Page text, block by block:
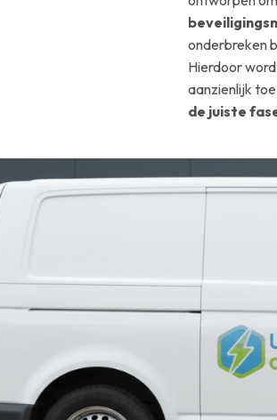
onderbreken
Hierdoor
aanzienlijk
de juiste